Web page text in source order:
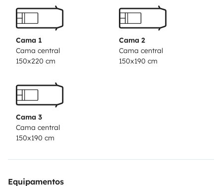
Ideal to discover the island, its beautiful beaches,
enjoy the mountain. It has everything you need to
table and chairs, bedding ...) double battery of interior
light, interior table and kitchen cabinet with sink.
in the ad, do not hesitate to ask us the questions you
need, we will help you in everything we can and we will
clear your doubts, we are native residents and in love
with Mallorca.
and park anywhere, versatile, comfortable and agile.
Cama 1
Cama central
150x220 cm
Cama 2
Cama central
150x190 cm
Cama 3
Cama central
150x190 cm
Equipamentos